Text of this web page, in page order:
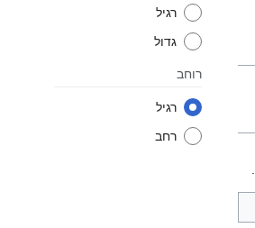
רגיל
גדול
רוחב
רגיל
רחב